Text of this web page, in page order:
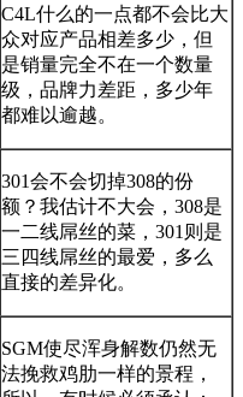
C4L什么的一点都不会比大
众对应产品相差多少，但
是销量完全不在一个数量
级，品牌力差距，多少年
都难以逾越。
301会不会切掉308的份
额？我估计不大会，308是
一二线屌丝的菜，301则是
三四线屌丝的最爱，多么
直接的差异化。
SGM使尽浑身解数仍然无
法挽救鸡肋一样的景程，